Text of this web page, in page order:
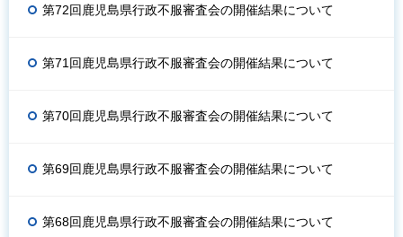
第72回鹿児島県行政不服審査会の開催結果について
第71回鹿児島県行政不服審査会の開催結果について
第70回鹿児島県行政不服審査会の開催結果について
第69回鹿児島県行政不服審査会の開催結果について
第68回鹿児島県行政不服審査会の開催結果について